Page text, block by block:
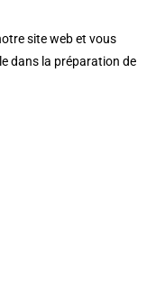
site web et vous
dans la préparation de